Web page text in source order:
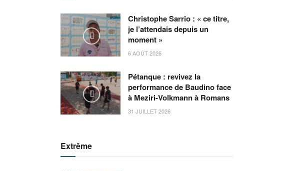
Christophe Sarrio : « ce titre,
je l’attendais depuis un
moment »
6 AOÛT 2026
Pétanque : revivez la
performance de Baudino face
à Meziri-Volkmann à Romans
31 JUILLET 2026
Extrême